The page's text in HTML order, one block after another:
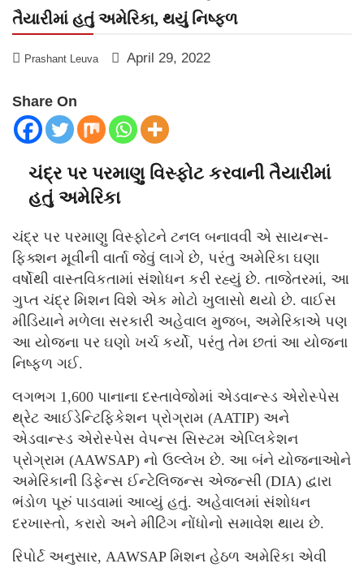
તૈયારીમાં હતું અમેરિકા, થયું નિષ્ફ્ળ
Prashant Leuva April 29, 2022
Share On
ચંદ્ર પર પરમાણુ વિસ્ફોટ કરવાની તૈયારીમાં
હતું અમેરિકા
ચંદ્ર પર પરમાણુ વિસ્ફોટને ટનલ બનાવવી એ સાયન્સ-
ફિક્શન મૂવીની વાર્તા જેવું લાગે છે, પરંતુ અમેરિકા ઘણા
વર્ષોથી વાસ્તવિકતામાં સંશોધન કરી રહ્યું છે. તાજેતરમાં, આ
ગુપ્ત ચંદ્ર મિશન વિશે એક મોટો ખુલાસો થયો છે. વાઈસ
મીડિયાને મળેલા સરકારી અહેવાલ મુજબ, અમેરિકાએ પણ
આ યોજના પર ઘણો ખર્ચ કર્યો, પરંતુ તેમ છતાં આ યોજના
નિષ્ફળ ગઈ.
લગભગ 1,600 પાનાના દસ્તાવેજોમાં એડવાન્સ્ડ એરોસ્પેસ
થ્રેટ આઈડેન્ટિફિકેશન પ્રોગ્રામ (AATIP) અને
એડવાન્સ્ડ એરોસ્પેસ વેપન્સ સિસ્ટમ એપ્લિકેશન
પ્રોગ્રામ (AAWSAP) નો ઉલ્લેખ છે. આ બંને યોજનાઓને
અમેરિકાની ડિફેન્સ ઈન્ટેલિજન્સ એજન્સી (DIA) દ્વારા
ભંડોળ પૂરું પાડવામાં આવ્યું હતું. અહેવાલમાં સંશોધન
દરખાસ્તો, કરારો અને મીટિંગ નોંધોનો સમાવેશ થાય છે.
રિપોર્ટ અનુસાર, AAWSAP મિશન હેઠળ અમેરિકા એવી